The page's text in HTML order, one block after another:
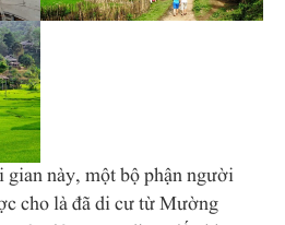
này, một bộ phận người
cho là đã di cư từ Mường